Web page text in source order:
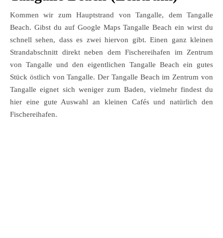
Kommen wir zum Hauptstrand von Tangalle, dem Tangalle
Beach. Gibst du auf Google Maps Tangalle Beach ein wirst du
schnell sehen, dass es zwei hiervon gibt. Einen ganz kleinen
Strandabschnitt direkt neben dem Fischereihafen im Zentrum
von Tangalle und den eigentlichen Tangalle Beach ein gutes
Stück östlich von Tangalle. Der Tangalle Beach im Zentrum von
Tangalle eignet sich weniger zum Baden, vielmehr findest du
hier eine gute Auswahl an kleinen Cafés und natürlich den
Fischereihafen.